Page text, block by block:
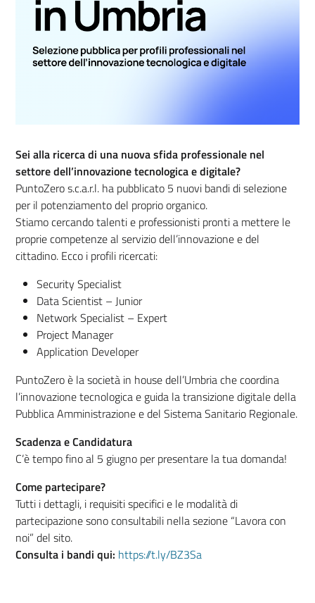
Sei alla ricerca di una nuova sfida professionale nel
settore dell’innovazione tecnologica e digitale?
PuntoZero s.c.a.r.l. ha pubblicato 5 nuovi bandi di selezione
per il potenziamento del proprio organico.
Stiamo cercando talenti e professionisti pronti a mettere le
proprie competenze al servizio dell’innovazione e del
cittadino. Ecco i profili ricercati:
Security Specialist
Data Scientist – Junior
Network Specialist – Expert
Project Manager
Application Developer
PuntoZero è la società in house dell’Umbria che coordina
l’innovazione tecnologica e guida la transizione digitale della
Pubblica Amministrazione e del Sistema Sanitario Regionale.
Scadenza e Candidatura
C’è tempo fino al 5 giugno per presentare la tua domanda!
Come partecipare?
Tutti i dettagli, i requisiti specifici e le modalità di
partecipazione sono consultabili nella sezione “Lavora con
noi” del sito.
Consulta i bandi qui: https://t.ly/BZ3Sa